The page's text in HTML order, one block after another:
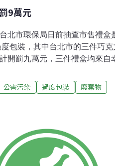
9萬元
北市環保局日前抽查市售禮盒
包裝，其中台北市的三件巧
開罰九萬元，三件禮盒均來自
府宣導不夠徹底，另外，環保
，重新設計禮盒也需要時間，
已盡可能宣導，並非不願給店
起申訴。蘇芳慧建議，違規禮
，增加實物數量，就可減少過
公害污染 過度包裝 廢棄物